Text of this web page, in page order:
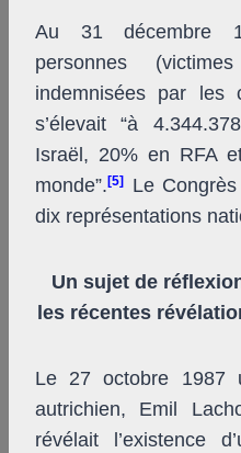
Au 31 décembre
personnes
indemnisées par les
s’élevait “à
Israël, 20% en RFA
monde”. [5]
Le
dix représentations
Un sujet de
les récentes
Le 27 octobre 1987
autrichien, Emil
révélait l’existence